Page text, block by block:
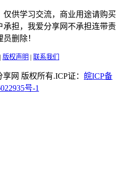
供学习交流，商业用途请购买
承担，我爱分享网不承担连带责
删除！
| 版权声明 | 联系我们
网 版权所有.ICP证： 皖ICP备
号-1